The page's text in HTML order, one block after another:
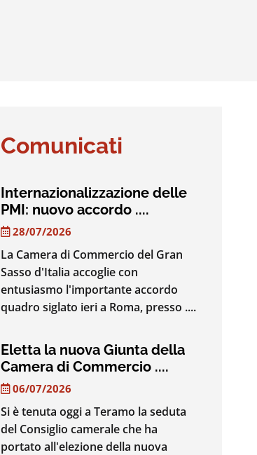
Comunicati
Internazionalizzazione delle
PMI: nuovo accordo ....
28/07/2026
La Camera di Commercio del Gran
Sasso d'Italia accoglie con
entusiasmo l'importante accordo
quadro siglato ieri a Roma, presso ....
Eletta la nuova Giunta della
Camera di Commercio ....
06/07/2026
Si è tenuta oggi a Teramo la seduta
del Consiglio camerale che ha
portato all'elezione della nuova